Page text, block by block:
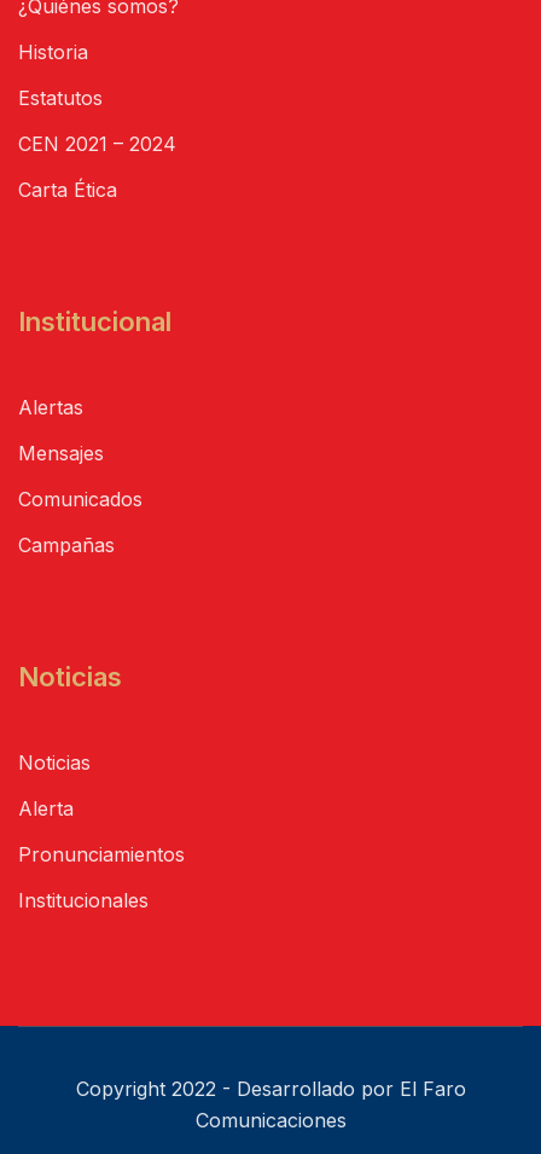
¿Quiénes somos?
Historia
Estatutos
CEN 2021 – 2024
Carta Ética
Institucional
Alertas
Mensajes
Comunicados
Campañas
Noticias
Noticias
Alerta
Pronunciamientos
Institucionales
Copyright 2022 - Desarrollado por El Faro
Comunicaciones